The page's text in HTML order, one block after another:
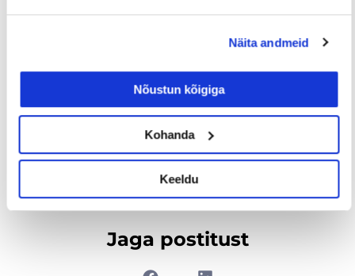
Näita andmeid
Nõustun kõigiga
Kohanda
Keeldu
Tööpakkumised € Avaliku
palgaga töö
Kaugtöö ja
Palk alates
Lisateenimise
Töö
Jaga postitust